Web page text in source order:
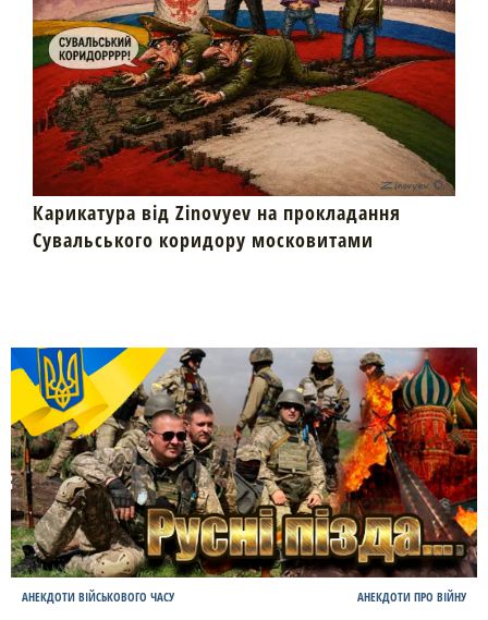
Карикатура від Zinovyev на прокладання
Сувальського коридору московитами
АНЕКДОТИ ВІЙСЬКОВОГО ЧАСУ АНЕКДОТИ ПРО ВІЙНУ